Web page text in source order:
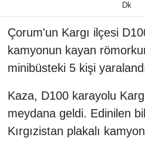
Dk
Çorum'un Kargı ilçesi
kamyonun kayan
minibüsteki 5 kişi
Kaza, D100 karayolu
meydana geldi. Edinilen
Kırgızistan plakalı